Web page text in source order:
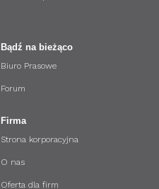
Bądź na bieżąco
Biuro Prasowe
Forum
Firma
Strona korporacyjna
O nas
Oferta dla firm